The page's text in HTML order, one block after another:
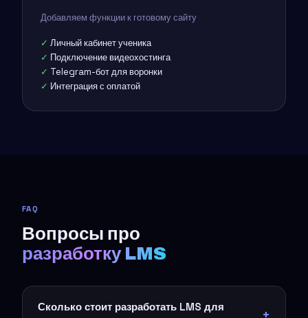
Добавляем функции к готовому сайту
Личный кабинет ученика
Подключение видеохостинга
Telegram-бот для воронки
Интеграция с оплатой
FAQ
Вопросы про
разработку LMS
Сколько стоит разработать LMS для